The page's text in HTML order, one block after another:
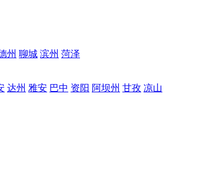
州 聊城 滨州 菏泽
达州 雅安 巴中 资阳 阿坝州 甘孜 凉山